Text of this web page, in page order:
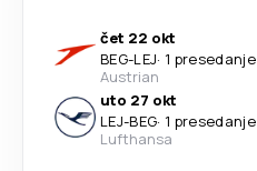
čet 22 okt
BEG-LEJ· 1 presedanje
Austrian
uto 27 okt
LEJ-BEG· 1 presedanje
Lufthansa